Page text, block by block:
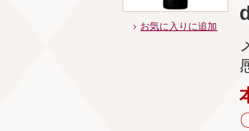
お気に入りに追加